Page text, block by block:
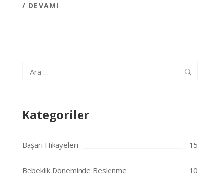
/ DEVAMI
Arama:
Kategoriler
Başarı Hikayeleri 15
Bebeklik Döneminde Beslenme 10